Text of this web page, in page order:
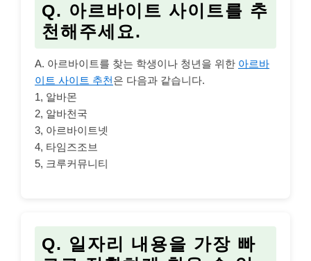
Q. 아르바이트 사이트를 추
천해주세요.
A. 아르바이트를 찾는 학생이나 청년을 위한 아르바
이트 사이트 추천은 다음과 같습니다.
1, 알바몬
2, 알바천국
3, 아르바이트넷
4, 타임즈조브
5, 크루커뮤니티
Q. 일자리 내용을 가장 빠